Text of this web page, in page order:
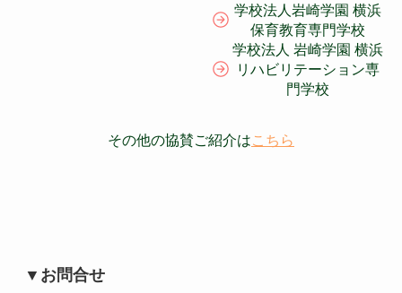
学校法人岩崎学園 横浜
保育教育専門学校
学校法人 岩崎学園 横浜
リハビリテーション専
門学校
その他の協賛ご紹介はこちら
▼お問合せ